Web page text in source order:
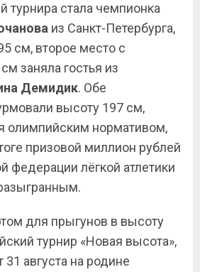
турнира стала чемпионка
из Санкт-Петербурга,
см, второе место с
заняла гостья из
Демидик. Обе
высоту 197 см,
олимпийским нормативом,
призовой миллион рублей
федерации лёгкой атлетики
для прыгунов в высоту
турнир «Новая высота»,
августа на родине